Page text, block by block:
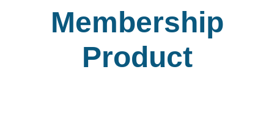
Membership
Product